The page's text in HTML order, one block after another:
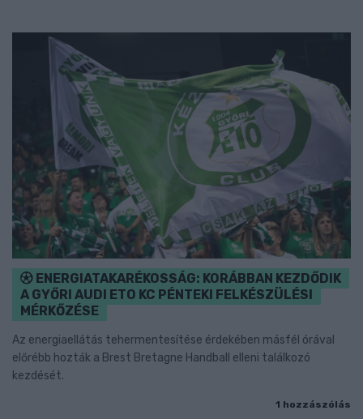
ENERGIATAKARÉKOSSÁG: KORÁBBAN KEZDŐDIK
A GYŐRI AUDI ETO KC PÉNTEKI FELKÉSZÜLÉSI
MÉRKŐZÉSE
Az energiaellátás tehermentesítése érdekében másfél órával
előrébb hozták a Brest Bretagne Handball elleni találkozó
kezdését.
1 hozzászólás